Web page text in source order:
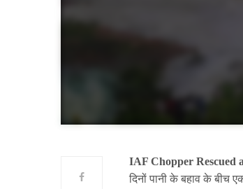
IAF Chopper Rescued
दिनों पानी के बहाव के